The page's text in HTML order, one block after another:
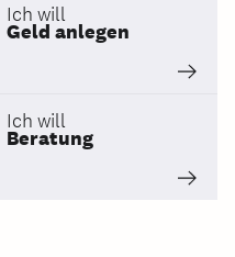
Ich will
Geld anlegen
Ich will
Beratung